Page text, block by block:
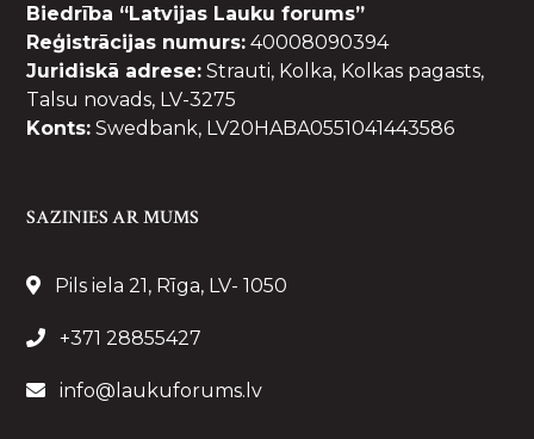
Biedrība “Latvijas Lauku forums”
Reģistrācijas numurs: 40008090394
Juridiskā adrese: Strauti, Kolka, Kolkas pagasts,
Talsu novads, LV-3275
Konts: Swedbank, LV20HABA0551041443586
SAZINIES AR MUMS
Pils iela 21, Rīga, LV- 1050
+371 28855427
info@laukuforums.lv